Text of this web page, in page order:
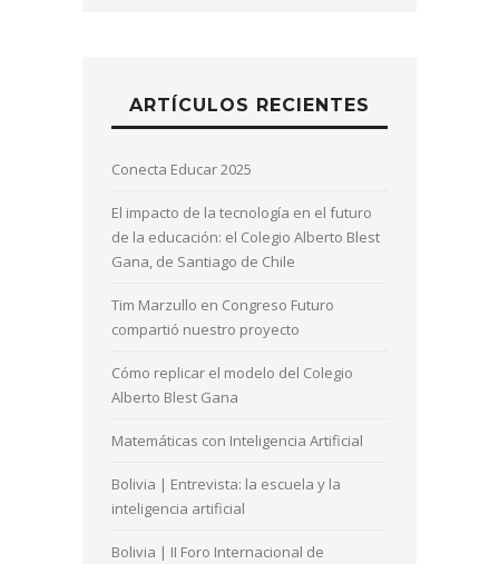
ARTÍCULOS RECIENTES
Conecta Educar 2025
El impacto de la tecnología en el futuro
de la educación: el Colegio Alberto Blest
Gana, de Santiago de Chile
Tim Marzullo en Congreso Futuro
compartió nuestro proyecto
Cómo replicar el modelo del Colegio
Alberto Blest Gana
Matemáticas con Inteligencia Artificial
Bolivia | Entrevista: la escuela y la
inteligencia artificial
Bolivia | II Foro Internacional de